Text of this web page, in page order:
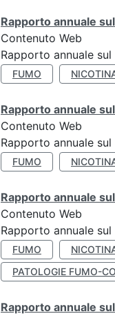
Rapporto annuale
Contenuto Web
Rapporto annuale
FUMO
Rapporto annuale
Contenuto Web
Rapporto annuale
FUMO
Rapporto annuale
Contenuto Web
Rapporto annuale
FUMO
PATOLOGIE FUMO-
Rapporto annuale